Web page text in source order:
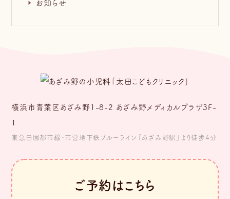
横浜市青葉区あざみ野1-8-2 あざみ野メディカルプラザ3F-
1
東急田園都市線・市営地下鉄ブルーライン「あざみ野駅」より徒歩4分
ご予約はこちら